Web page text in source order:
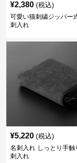
¥2,380 (税込)
可愛い猫刺繍ジッパー
刺入れ
¥5,220 (税込)
名刺入れ しっとり手触
刺入れ